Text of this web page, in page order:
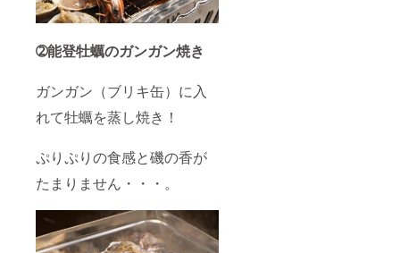
➁能登牡蠣のガンガン焼き
ガンガン（ブリキ缶）に入
れて牡蠣を蒸し焼き！
ぷりぷりの食感と磯の香が
たまりません・・・。